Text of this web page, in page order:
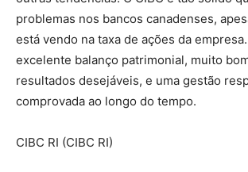
problemas nos bancos canadenses,
está vendo na taxa de ações da
excelente balanço patrimonial, muito
resultados desejáveis, e uma gestão
comprovada ao longo do tempo.
CIBC RI (CIBC RI)